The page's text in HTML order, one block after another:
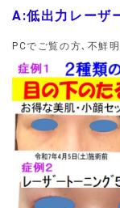
ガン社新製品ボラ
許可していただけ
０００円値引きい
す。
2025.01.09
令和７年年始特別
顔セットＡ及び
(通常価格32,800
ご提供いたします
A:低出力レーザ
PCでご覧の方､不鮮